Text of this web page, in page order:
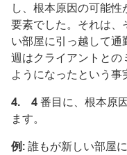
し、根本原因の可能
要素でした。それは、
い部屋に引っ越して
週はクライアントとの
ようになったという事
4.4 番目に、根本原
ます。
例:誰もが新しい部屋